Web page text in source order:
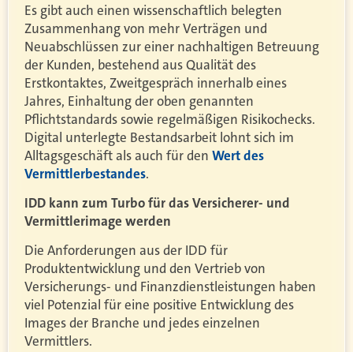
Es gibt auch einen wissenschaftlich belegten
Zusammenhang von mehr Verträgen und
Neuabschlüssen zur einer nachhaltigen Betreuung
der Kunden, bestehend aus Qualität des
Erstkontaktes, Zweitgespräch innerhalb eines
Jahres, Einhaltung der oben genannten
Pflichtstandards sowie regelmäßigen Risikochecks.
Digital unterlegte Bestandsarbeit lohnt sich im
Alltagsgeschäft als auch für den Wert des
Vermittlerbestandes.
IDD kann zum Turbo für das Versicherer- und
Vermittlerimage werden
Die Anforderungen aus der IDD für
Produktentwicklung und den Vertrieb von
Versicherungs- und Finanzdienstleistungen haben
viel Potenzial für eine positive Entwicklung des
Images der Branche und jedes einzelnen
Vermittlers.